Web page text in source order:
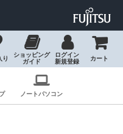
り
ショッピング
ガイド
ログイン
新規登録
カート
ノートパソコン